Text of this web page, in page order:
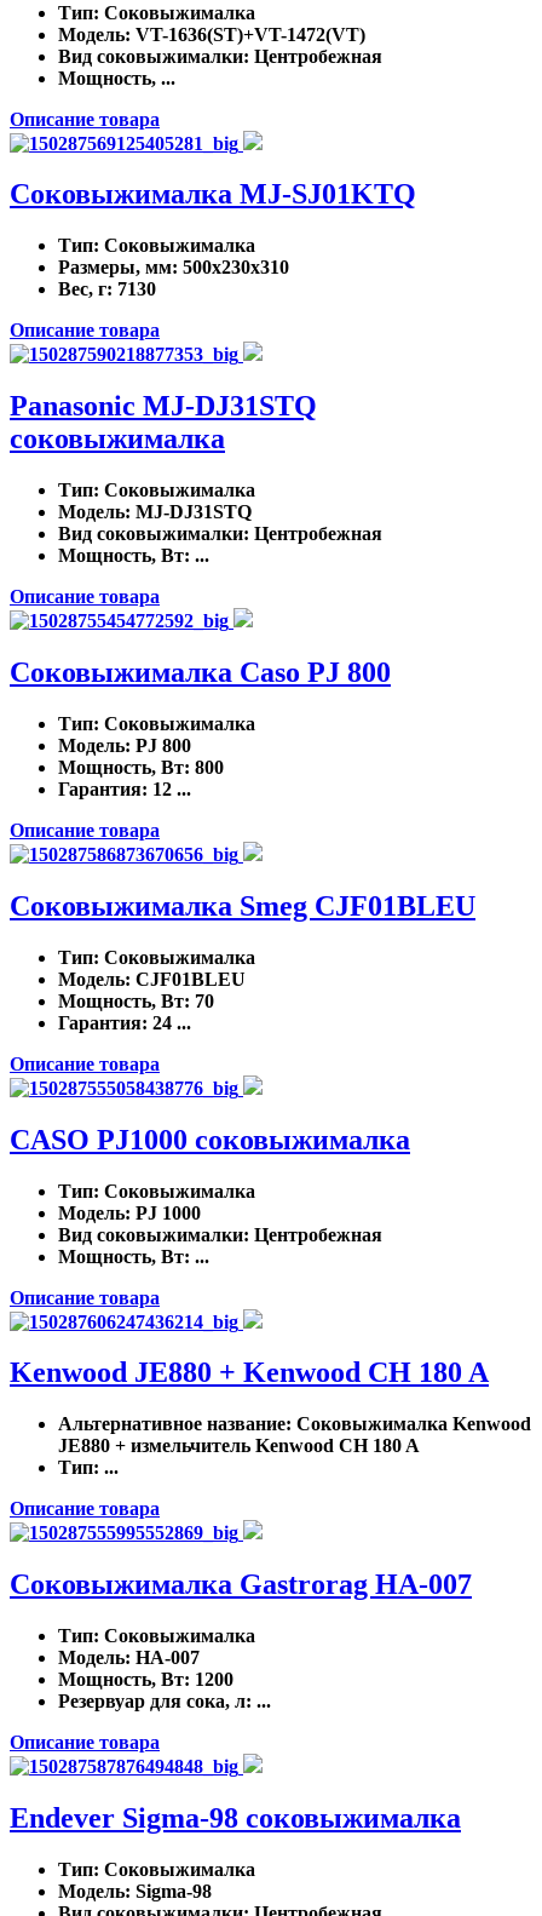
Тип: Соковыжималка
Модель: VT-1636(ST)+VT-1472(VT)
Вид соковыжималки: Центробежная
Мощность, ...
Описание товара
Соковыжималка MJ-SJ01KTQ
Тип: Соковыжималка
Размеры, мм: 500x230x310
Вес, г: 7130
Описание товара
Panasonic MJ-DJ31STQ
соковыжималка
Тип: Соковыжималка
Модель: MJ-DJ31STQ
Вид соковыжималки: Центробежная
Мощность, Вт: ...
Описание товара
Соковыжималка Caso PJ 800
Тип: Соковыжималка
Модель: PJ 800
Мощность, Вт: 800
Гарантия: 12 ...
Описание товара
Соковыжималка Smeg CJF01BLEU
Тип: Соковыжималка
Модель: CJF01BLEU
Мощность, Вт: 70
Гарантия: 24 ...
Описание товара
CASO PJ1000 соковыжималка
Тип: Соковыжималка
Модель: PJ 1000
Вид соковыжималки: Центробежная
Мощность, Вт: ...
Описание товара
Kenwood JE880 + Kenwood CH 180 A
Альтернативное название: Соковыжималка Kenwood
JE880 + измельчитель Kenwood CH 180 A
Тип: ...
Описание товара
Соковыжималка Gastrorag HA-007
Тип: Соковыжималка
Модель: HA-007
Мощность, Вт: 1200
Резервуар для сока, л: ...
Описание товара
Endever Sigma-98 соковыжималка
Тип: Соковыжималка
Модель: Sigma-98